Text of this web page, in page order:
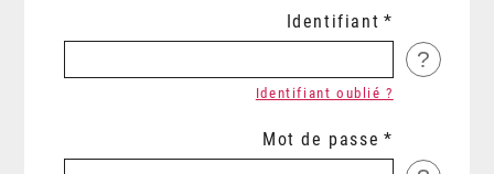
Identifiant
?
Identifiant oublié ?
Mot de passe